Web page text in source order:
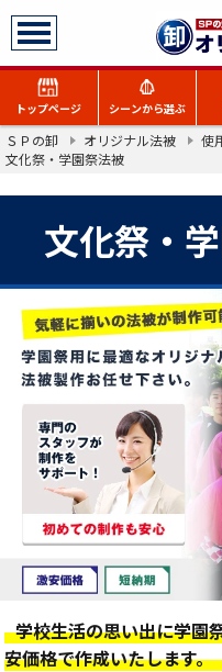
トップページ シーンから選ぶ
イベ
ユニフ
アイドル
文化
物
ＳＰの卸 オリジナル法被
使
文化祭・学園祭法被
文化祭・
学校生活の思い出に学園
安価格で作成いたします。